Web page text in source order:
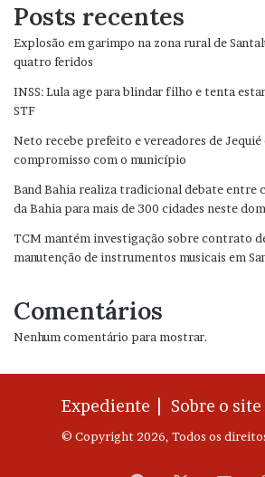
Posts recentes
Explosão em garimpo na zona rural de
quatro feridos
INSS: Lula age para blindar filho e tenta
STF
Neto recebe prefeito e vereadores de Jequié
compromisso com o município
Band Bahia realiza tradicional debate entre
da Bahia para mais de 300 cidades neste
TCM mantém investigação sobre contrato
manutenção de instrumentos musicais em
Comentários
Nenhum comentário para mostrar.
Expediente | Sobre o site
© Copyright 2026, Todos os